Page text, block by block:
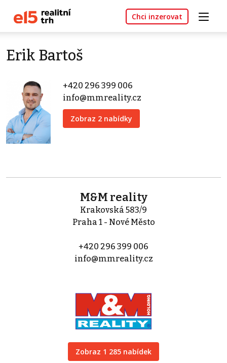
Chci inzerovat
Erik Bartoš
+420 296 399 006
info@mmreality.cz
Zobraz 2 nabídky
M&M reality
Krakovská 583/9
Praha 1 - Nové Město
+420 296 399 006
info@mmreality.cz
Zobraz 1 285 nabídek